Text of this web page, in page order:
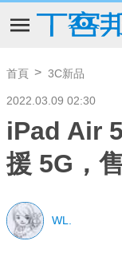
首頁 3C新品
2022.03.09 02:30
iPad Air
援 5G，
WL.